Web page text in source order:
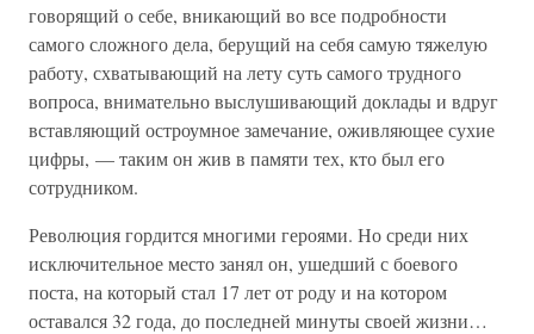
говорящий о себе, вникающий во все подробности
самого сложного дела, берущий на себя самую тяжелую
работу, схватывающий на лету суть самого трудного
вопроса, внимательно выслушивающий доклады и вдруг
вставляющий остроумное замечание, оживляющее сухие
цифры, — таким он жив в памяти тех, кто был его
сотрудником.
Революция гордится многими героями. Но среди них
исключительное место занял он, ушедший с боевого
поста, на который стал 17 лет от роду и на котором
оставался 32 года, до последней минуты своей жизни…